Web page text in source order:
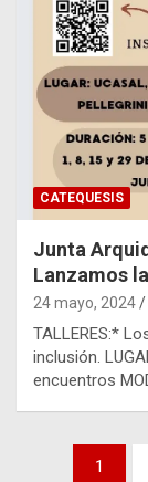
CATEQUESIS
Junta
Lanzamos
24 mayo, 2024
TALLERES:*
inclusión.
encuentros
Paginación
1